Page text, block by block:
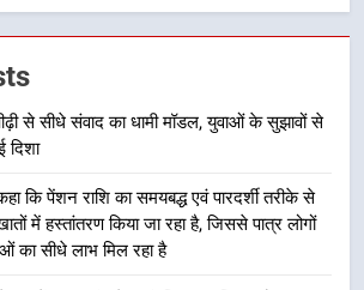
उत्तराखंड
मुख्यमंत्री धामी ने कहा कि पेंशन राशि का
समयबद्ध एवं पारदर्शी तरीके से सीधे
लाभार्थियों के खातों में हस्तांतरण किया जा
से सीधे संवाद का धामी मॉडल, युवाओं के सुझावों से
दिशा
कि पेंशन राशि का समयबद्ध एवं पारदर्शी तरीके से
में हस्तांतरण किया जा रहा है, जिससे पात्र लोगों
का सीधे लाभ मिल रहा है